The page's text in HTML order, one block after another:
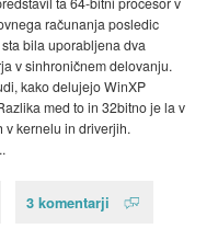
računanja posledic
bila uporabljena dva
v sinhroničnem delovanju.
kako delujejo WinXP
med to in 32bitno je la v
v kernelu in driverjih.
3 komentarji